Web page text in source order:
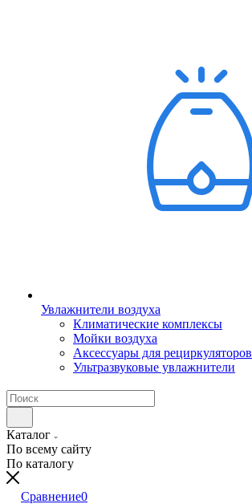
Увлажнители воздуха
Климатические комплексы
Мойки воздуха
Аксессуары для рециркуляторов
Ультразвуковые увлажнители
Каталог
По всему сайту
По каталогу
Сравнение0